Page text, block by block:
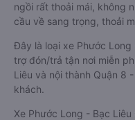
ngồi rất thoải mái, không
cầu về sang trọng, thoải
Đây là loại xe Phước Long
trợ đón/trả tận nơi miễn
Liêu và nội thành Quận 8
khách.
Xe Phước Long - Bạc